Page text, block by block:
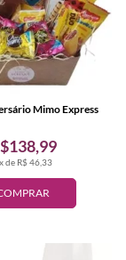
de R$ 46,33
Mimo Express